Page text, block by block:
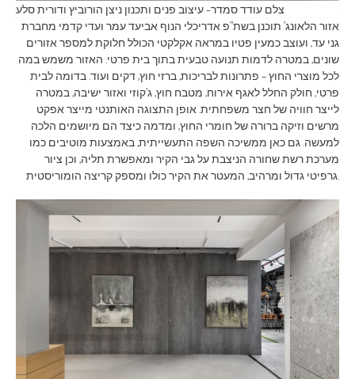
צלם עודד סמדר- עיצוב פנים ותכנון ניצן הורוביץ ודורית סלע
אזור הלאונג’ תוכנן בשת”פ אדריכלי הנוף אביעד עמר ועדי קדמי מחברת
גני עד, ועוצב כמעין פטיו במראה אקלקטי הכולל חלוקת למספר אזורים
שונים, במטרה לדמות תנועה טבעית בתוך בית פרטי. האזור משמש במה
לכל מוצרי החוץ – פתרונות לבריכות, ברזי חוץ, דקים ועוד. בדומה לבית
פרטי, חולק החלל לאגף אירוח, מטבח חוץ, ג’קוזי ואזור ישיבה, במטרה
לייצר חוויה של חצר משפחתית. אופן התצוגה האותנטי מייצר אפקט
מרשים וזיקה ברורה של חומרי החוץ, ומדמה כיצד הם מיושמים הלכה
למעשה. גם כאן ממשיכה השפה התעשייתית, באמצעות מוטיבים כמו
מערכת רשת שחורה הניצבת על גבי הקיר ומאפשרת תליה, וכן ציור